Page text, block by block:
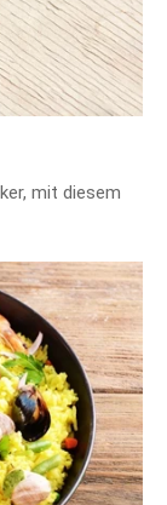
mit diesem